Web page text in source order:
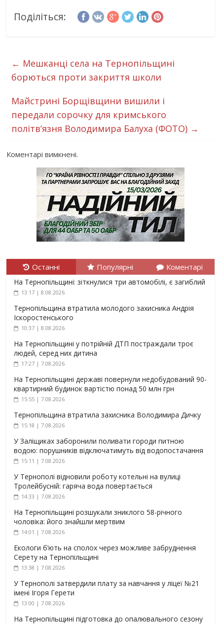
Поділіться:
← Мешканці села на Тернопільщині
борються проти закриття школи
Майстрині Борщівщини вишили і
передали сорочку для кримського
політв’язня Володимира Балуха (ФОТО) →
Коментарі вимкнені.
Останні Популярні Коментарі
На Тернопільщині: зіткнулися три автомобілі, є загиблий
13:17 | 8.08.2026
Тернопільщина втратила молодого захисника Андрія
Іскоростенського
10:37 | 8.08.2026
На Тернопільщині у потрійній ДТП постраждали троє
людей, серед них дитина
17:27 | 7.08.2026
На Тернопільщині державі повернули недобудований 90-
квартирний будинок вартістю понад 50 млн грн
15:55 | 7.08.2026
Тернопільщина втратила захисника Володимира Дичку
15:18 | 7.08.2026
У Заліщиках заборонили поливати городи питною
водою: порушників відключатимуть від водопостачання
15:11 | 7.08.2026
У Тернополі відновили роботу котельні на вулиці
Тролейбусній: гаряча вода повертається
14:33 | 7.08.2026
На Тернопільщині розшукали зниклого 58-річного
чоловіка: його знайшли мертвим
14:01 | 7.08.2026
Екологи б’ють на сполох через можливе забруднення
Серету на Тернопільщині
13:38 | 7.08.2026
У Тернополі затвердили плату за навчання у ліцеї №21
імені Ігоря Герети
13:00 | 7.08.2026
На Тернопільщині підготовка до опалювального сезону